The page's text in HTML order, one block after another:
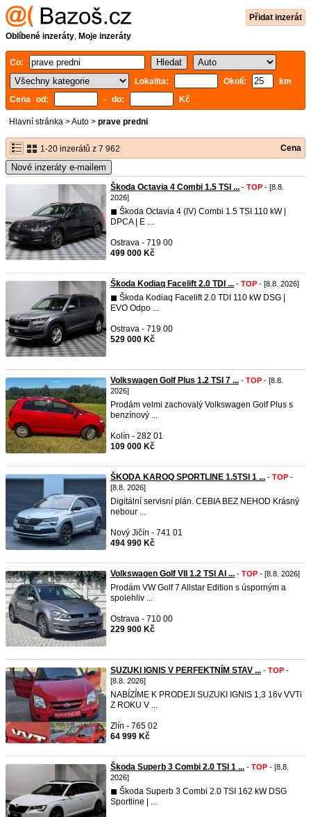
Přidat inzerát
Oblíbené inzeráty, Moje inzeráty
Co:
Lokalita:
Okolí:
km
Cena od:
- do: Kč
Hlavní stránka >Auto > prave predni
1-20 inzerátů z 7 962 Cena
Nové inzeráty e-mailem
Škoda Octavia 4 Combi 1.5 TSI ... - TOP - [8.8.
2026]
◼︎ Škoda Octavia 4 (IV) Combi 1.5 TSI 110 kW |
DPCA | E ...
Ostrava - 719 00
499 000 Kč
Škoda Kodiaq Facelift 2.0 TDI ... - TOP - [8.8. 2026]
◼︎ Škoda Kodiaq Facelift 2.0 TDI 110 kW DSG |
EVO Odpo ...
Ostrava - 719 00
529 000 Kč
Volkswagen Golf Plus 1.2 TSI 7 ... - TOP - [8.8.
2026]
Prodám velmi zachovalý Volkswagen Golf Plus s
benzínový ...
Kolín - 282 01
109 000 Kč
ŠKODA KAROQ SPORTLINE 1.5TSI 1 ... - TOP -
[8.8. 2026]
Digitální servisní plán. CEBIA BEZ NEHOD Krásný
nebour ...
Nový Jičín - 741 01
494 990 Kč
Volkswagen Golf VII 1.2 TSI Al ... - TOP - [8.8. 2026]
Prodám VW Golf 7 Allstar Edition s úsporným a
spolehliv ...
Ostrava - 710 00
229 900 Kč
SUZUKI IGNIS V PERFEKTNÍM STAV ... - TOP -
[8.8. 2026]
NABÍZÍME K PRODEJI SUZUKI IGNIS 1,3 16v VVTi
Z ROKU V ...
Zlín - 765 02
64 999 Kč
Škoda Superb 3 Combi 2.0 TSI 1 ... - TOP - [8.8.
2026]
◼︎ Škoda Superb 3 Combi 2.0 TSI 162 kW DSG
Sportline | ...